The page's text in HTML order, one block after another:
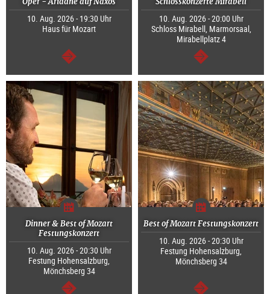
10. Aug. 2026 - 19:30 Uhr
Haus für Mozart
weiter
10. Aug. 2026 - 20:00 Uhr
Schloss Mirabell, Marmorsaal,
Mirabellplatz 4
weiter
Dinner & Best of Mozart
Festungskonzert
10. Aug. 2026 - 20:30 Uhr
Festung Hohensalzburg,
Mönchsberg 34
Best of Mozart Festungskonzert
10. Aug. 2026 - 20:30 Uhr
Festung Hohensalzburg,
Mönchsberg 34